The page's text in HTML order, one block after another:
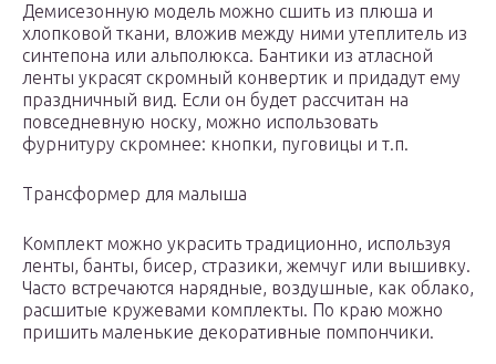
Демисезонную модель можно сшить из плюша и
хлопковой ткани, вложив между ними утеплитель из
синтепона или альполюкса. Бантики из атласной
ленты украсят скромный конвертик и придадут ему
праздничный вид. Если он будет рассчитан на
повседневную носку, можно использовать
фурнитуру скромнее: кнопки, пуговицы и т.п.
Трансформер для малыша
Комплект можно украсить традиционно, используя
ленты, банты, бисер, стразики, жемчуг или вышивку.
Часто встречаются нарядные, воздушные, как облако,
расшитые кружевами комплекты. По краю можно
пришить маленькие декоративные помпончики.